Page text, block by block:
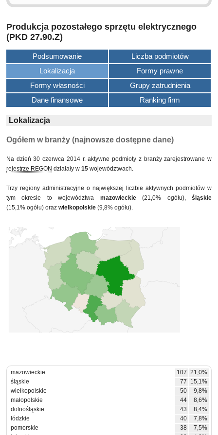
Produkcja pozostałego sprzętu elektrycznego
(PKD 27.90.Z)
Podsumowanie
Liczba podmiotów
Lokalizacja
Formy prawne
Formy własności
Grupy zatrudnienia
Dane finansowe
Ranking firm
Lokalizacja
Ogółem w branży (najnowsze dostępne dane)
Na dzień 30 czerwca 2014 r. aktywne podmioty z branży zarejestrowane w
rejestrze REGON działały w 15 województwach.
Trzy regiony administracyjne o największej liczbie aktywnych podmiotów w
tym okresie to województwa mazowieckie(21,0% ogółu),śląskie
(15,1% ogółu) oraz wielkopolskie (9,8% ogółu).
mazowieckie 107 21,0%
śląskie
77
15,1%
wielkopolskie
50
9,8%
małopolskie
44
8,6%
dolnośląskie
43
8,4%
łódzkie
40
7,8%
pomorskie
38
7,5%